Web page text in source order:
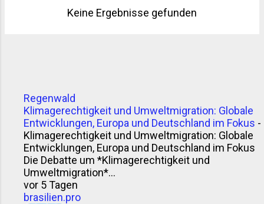
Keine Ergebnisse gefunden
Regenwald
Klimagerechtigkeit und Umweltmigration: Globale
Entwicklungen, Europa und Deutschland im Fokus -
Klimagerechtigkeit und Umweltmigration: Globale
Entwicklungen, Europa und Deutschland im Fokus
Die Debatte um *Klimagerechtigkeit und
Umweltmigration*...
vor 5 Tagen
brasilien.pro